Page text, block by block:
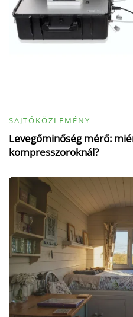
SAJTÓKÖZLEMÉNY
Levegőminőség mérő:
kompresszoroknál?